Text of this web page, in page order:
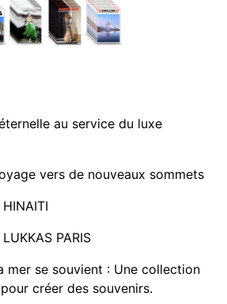
au service du luxe
vers de nouveaux sommets
PARIS
mer se souvient : Une collection
créer des souvenirs.